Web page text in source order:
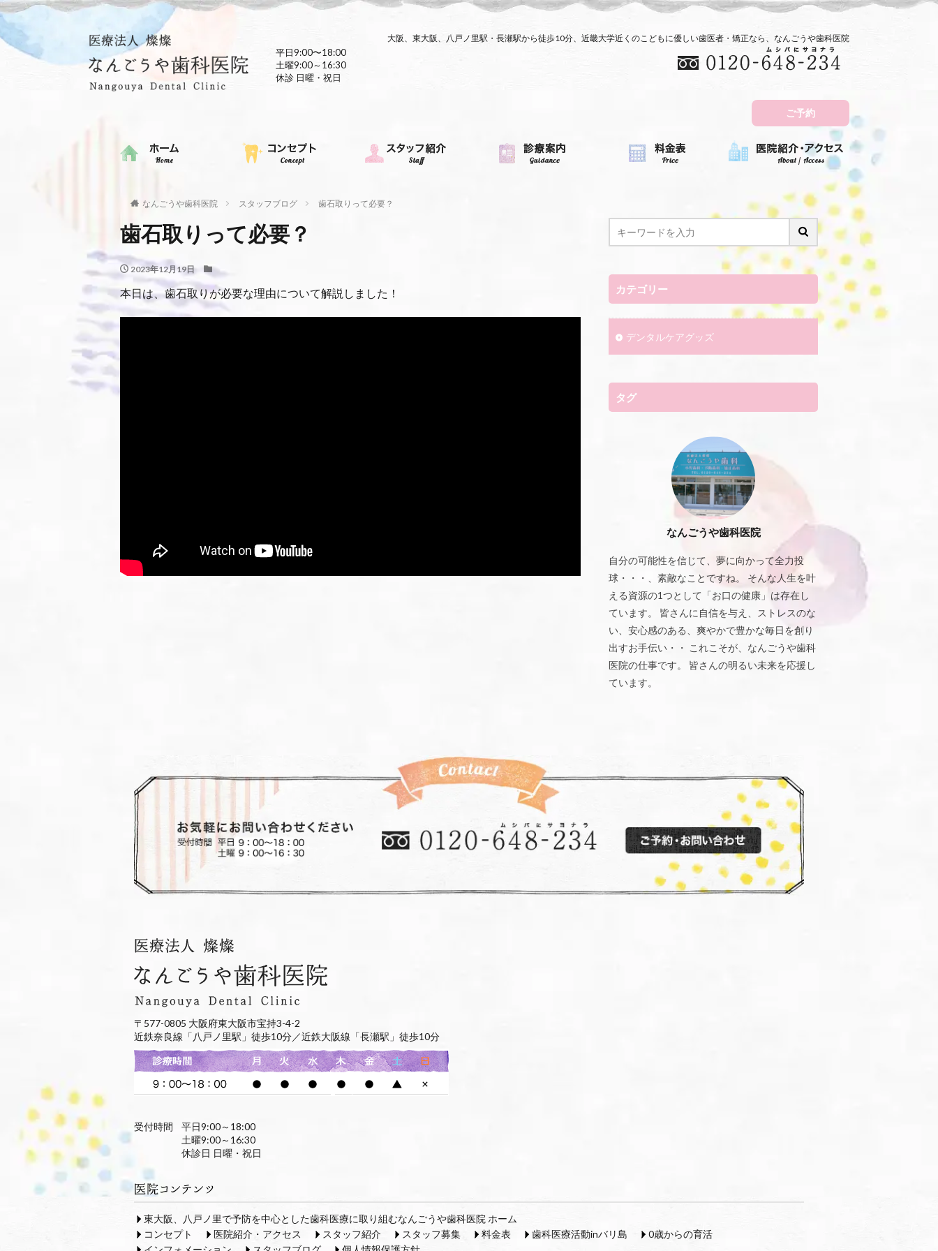
大阪、東大阪、八戸ノ里駅・長瀬駅から徒歩10分、近畿大学近くのこどもに優しい歯医者・矯正なら、なんごうや歯科医院
平日9:00〜18:00
土曜9:00～16:30
休診 日曜・祝日
ご予約
なんごうや歯科医院 スタッフブログ 歯石取りって必要？
歯石取りって必要？
2023年12月19日
本日は、歯石取りが必要な理由について解説しました！ カテゴリー
デンタルケアグッズ
タグ
なんごうや歯科医院
自分の可能性を信じて、夢に向かって全力投
球・・・、素敵なことですね。 そんな人生を叶
える資源の1つとして「お口の健康」は存在し
ています。 皆さんに自信を与え、ストレスのな
い、安心感のある、爽やかで豊かな毎日を創り
出すお手伝い・・ これこそが、なんごうや歯科
医院の仕事です。 皆さんの明るい未来を応援し
ています。
〒577-0805 大阪府東大阪市宝持3-4-2
近鉄奈良線「八戸ノ里駅」徒歩10分／近鉄大阪線「長瀬駅」徒歩10分
受付時間
平日9:00～18:00
土曜9:00～16:30
休診日 日曜・祝日
東大阪、八戸ノ里で予防を中心とした歯科医療に取り組むなんごうや歯科医院 ホーム
コンセプト
医院紹介・アクセス スタッフ紹介 スタッフ募集 料金表 歯科医療活動inバリ島
0歳からの育活